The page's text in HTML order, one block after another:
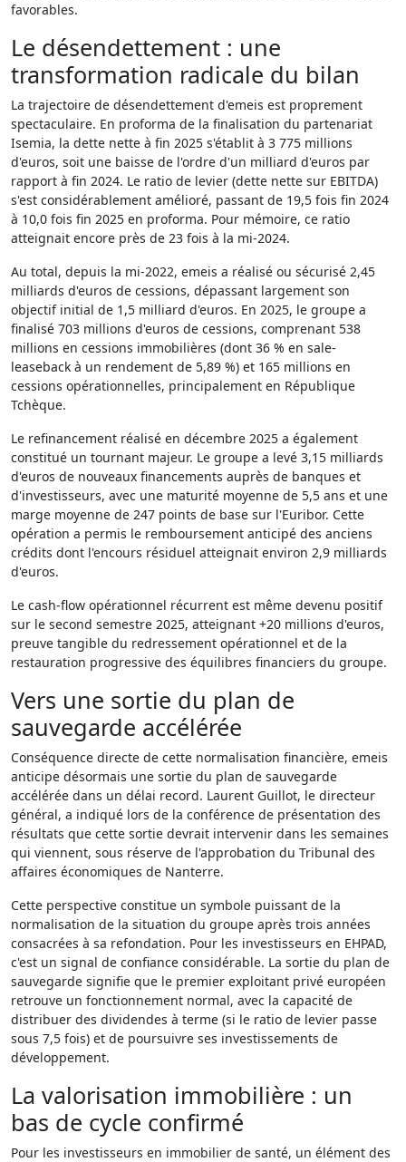
favorables.
Le désendettement : une
transformation radicale du bilan
La trajectoire de désendettement d'emeis est proprement
spectaculaire. En proforma de la finalisation du partenariat
Isemia, la dette nette à fin 2025 s'établit à 3 775 millions
d'euros, soit une baisse de l'ordre d'un milliard d'euros par
rapport à fin 2024. Le ratio de levier (dette nette sur EBITDA)
s'est considérablement amélioré, passant de 19,5 fois fin 2024
à 10,0 fois fin 2025 en proforma. Pour mémoire, ce ratio
atteignait encore près de 23 fois à la mi-2024.
Au total, depuis la mi-2022, emeis a réalisé ou sécurisé 2,45
milliards d'euros de cessions, dépassant largement son
objectif initial de 1,5 milliard d'euros. En 2025, le groupe a
finalisé 703 millions d'euros de cessions, comprenant 538
millions en cessions immobilières (dont 36 % en sale-
leaseback à un rendement de 5,89 %) et 165 millions en
cessions opérationnelles, principalement en République
Tchèque.
Le refinancement réalisé en décembre 2025 a également
constitué un tournant majeur. Le groupe a levé 3,15 milliards
d'euros de nouveaux financements auprès de banques et
d'investisseurs, avec une maturité moyenne de 5,5 ans et une
marge moyenne de 247 points de base sur l'Euribor. Cette
opération a permis le remboursement anticipé des anciens
crédits dont l'encours résiduel atteignait environ 2,9 milliards
d'euros.
Le cash-flow opérationnel récurrent est même devenu positif
sur le second semestre 2025, atteignant +20 millions d'euros,
preuve tangible du redressement opérationnel et de la
restauration progressive des équilibres financiers du groupe.
Vers une sortie du plan de
sauvegarde accélérée
Conséquence directe de cette normalisation financière, emeis
anticipe désormais une sortie du plan de sauvegarde
accélérée dans un délai record. Laurent Guillot, le directeur
général, a indiqué lors de la conférence de présentation des
résultats que cette sortie devrait intervenir dans les semaines
qui viennent, sous réserve de l'approbation du Tribunal des
affaires économiques de Nanterre.
Cette perspective constitue un symbole puissant de la
normalisation de la situation du groupe après trois années
consacrées à sa refondation. Pour les investisseurs en EHPAD,
c'est un signal de confiance considérable. La sortie du plan de
sauvegarde signifie que le premier exploitant privé européen
retrouve un fonctionnement normal, avec la capacité de
distribuer des dividendes à terme (si le ratio de levier passe
sous 7,5 fois) et de poursuivre ses investissements de
développement.
La valorisation immobilière : un
bas de cycle confirmé
Pour les investisseurs en immobilier de santé, un élément des